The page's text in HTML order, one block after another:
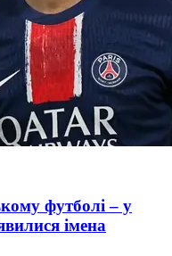
футболі – у
імена